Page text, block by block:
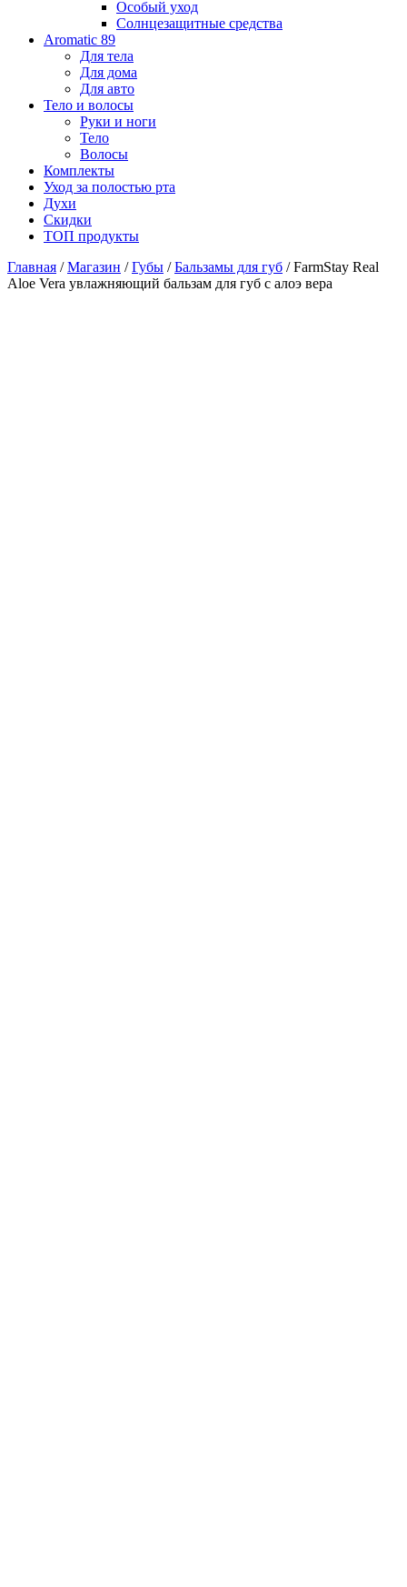
Особый уход
Солнцезащитные средства
Aromatic 89
Для тела
Для дома
Для авто
Тело и волосы
Руки и ноги
Тело
Волосы
Комплекты
Уход за полостью рта
Духи
Скидки
ТОП продукты
Главная /Магазин /Губы /Бальзамы для губ / FarmStay Real
Aloe Vera увлажняющий бальзам для губ с алоэ вера